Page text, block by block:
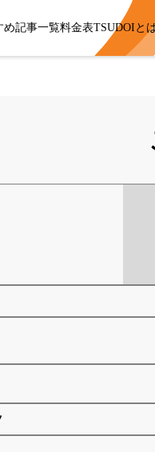
め記事一覧料金表TSUDOIと